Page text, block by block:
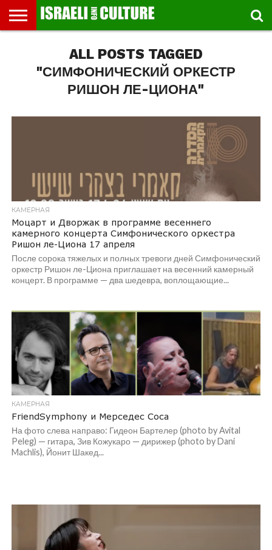
ФЕСТИВАЛЕЙ
ВЫХОДНОГО
ДНЯ
ПРОГУЛЬЩИКА
ВПЕЧАТЛЕНИЯ
ЛЕКЦИИ
GLOBAL
ALL POSTS TAGGED
"СИМФОНИЧЕСКИЙ ОРКЕСТР
РИШОН ЛЕ-ЦИОНА"
КАМЕРНАЯ
Моцарт и Дворжак в программе весеннего
камерного концерта Симфонического оркестра
Ришон ле-Циона 17 апреля
После сорока тяжелых и полных тревоги дней Симфонический
оркестр Ришон ле-Циона приглашает на весенний камерный
концерт. В программе — два шедевра, воплощающие...
КАМЕРНАЯ
FriendSymphony и Мерседес Соса
На фото слева направо: Гидеон Бартелер (photo by Avital
Peleg) — гитара, Зив Кожукаро — дирижер (photo by Dani
Machlis), Йонит Шакед...